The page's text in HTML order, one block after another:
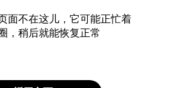
面不在这儿，它可能正忙着
，稍后就能恢复正常